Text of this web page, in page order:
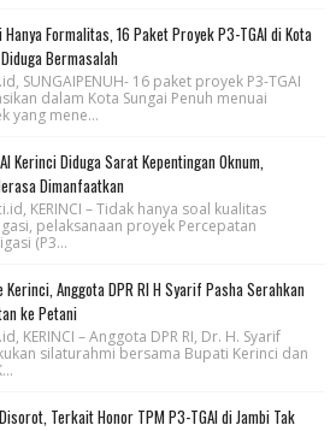
Hanya Formalitas, 16 Paket Proyek P3-TGAI di Kota
Bermasalah
SUNGAIPENUH- 16 paket proyek P3-TGAI
dalam Kota Sungai Penuh menuai
yang mene...
Kerinci Diduga Sarat Kepentingan Oknum,
Dimanfaatkan
KERINCI – Tidak hanya soal kualitas
pelaksanaan proyek Percepatan
(P3...
Anggota DPR RI H Syarif Pasha Serahkan
ke Petani
KERINCI – Anggota DPR RI, Dr. H. Syarif
silaturahmi bersama Bupati Kerinci dan
Terkait Honor TPM P3-TGAI di Jambi Tak